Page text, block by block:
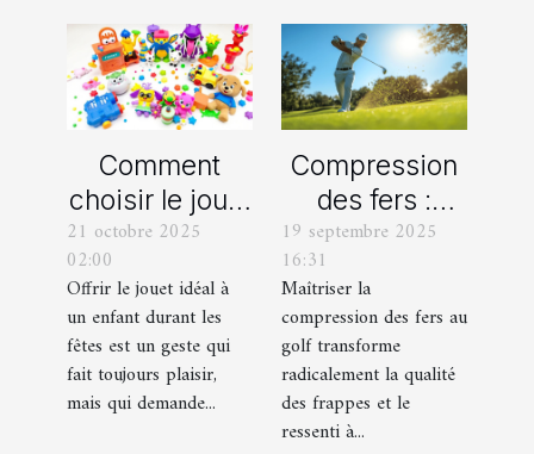
Comment
choisir le jouet
parfait pour
chaque âge
durant les
fêtes ?
21 octobre 2025
02:00
Offrir le jouet idéal à
un enfant durant les
fêtes est un geste qui
fait toujours plaisir,
mais qui demande...
Compression
des fers :
comment
obtenir des
frappes plus
solides ?
19 septembre 2025
16:31
Maîtriser la
compression des fers au
golf transforme
radicalement la qualité
des frappes et le
ressenti à...